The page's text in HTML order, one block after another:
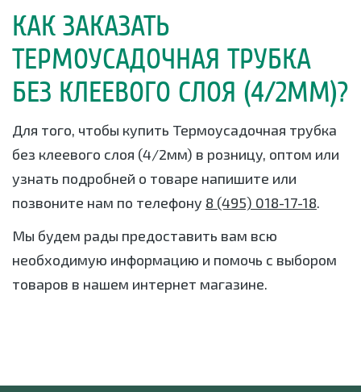
КАК ЗАКАЗАТЬ
ТЕРМОУСАДОЧНАЯ ТРУБКА
БЕЗ КЛЕЕВОГО СЛОЯ (4/2ММ)?
Для того, чтобы купить Термоусадочная трубка
без клеевого слоя (4/2мм) в розницу, оптом или
узнать подробней о товаре напишите или
позвоните нам по телефону 8 (495) 018-17-18.
Мы будем рады предоставить вам всю
необходимую информацию и помочь с выбором
товаров в нашем интернет магазине.